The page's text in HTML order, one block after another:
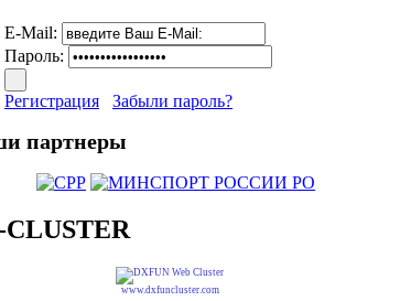
E-Mail:
Пароль:
Регистрация Забыли пароль?
партнеры
CLUSTER